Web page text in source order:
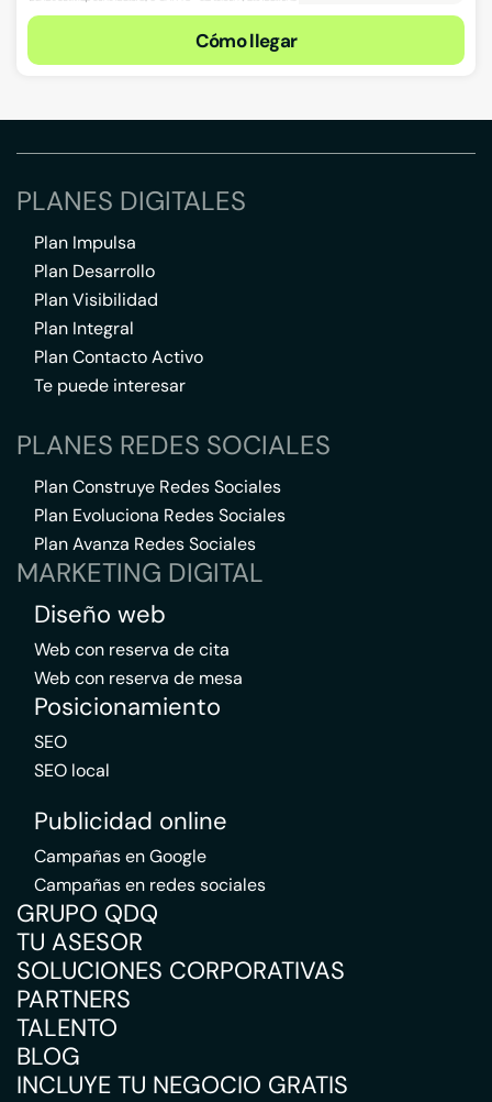
Cómo llegar
PLANES DIGITALES
Plan Impulsa
Plan Desarrollo
Plan Visibilidad
Plan Integral
Plan Contacto Activo
Te puede interesar
PLANES REDES SOCIALES
Plan Construye Redes Sociales
Plan Evoluciona Redes Sociales
Plan Avanza Redes Sociales
MARKETING DIGITAL
Diseño web
Web con reserva de cita
Web con reserva de mesa
Posicionamiento
SEO
SEO local
Publicidad online
Campañas en Google
Campañas en redes sociales
GRUPO QDQ
TU ASESOR
SOLUCIONES CORPORATIVAS
PARTNERS
TALENTO
BLOG
INCLUYE TU NEGOCIO GRATIS